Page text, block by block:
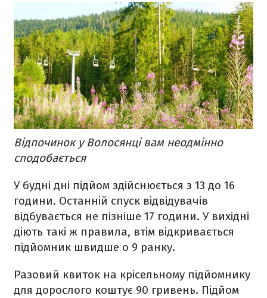
Відпочинок у Волосянці вам неодмінно
сподобається
У будні дні підйом здійснюється з 13 до 16
години. Останній спуск відвідувачів
відбувається не пізніше 17 години. У вихідні
діють такі ж правила, втім відкривається
підйомник швидше о 9 ранку.
Разовий квиток на крісельному підйомнику
для дорослого коштує 90 гривень. Підйом